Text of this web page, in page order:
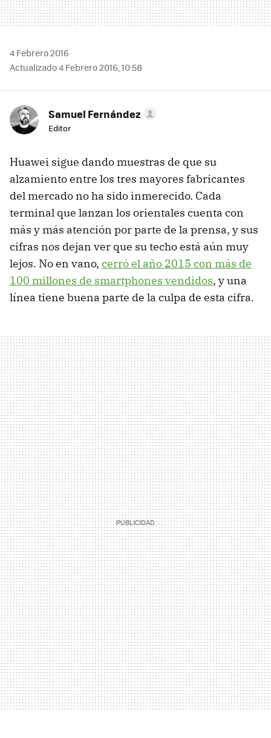
4 Febrero 2016
Actualizado 4 Febrero 2016, 10:58
Samuel Fernández
Editor
Huawei sigue dando muestras de que su
alzamiento entre los tres mayores fabricantes
del mercado no ha sido inmerecido. Cada
terminal que lanzan los orientales cuenta con
más y más atención por parte de la prensa, y sus
cifras nos dejan ver que su techo está aún muy
lejos. No en vano, cerró el año 2015 con más de
100 millones de smartphones vendidos, y una
línea tiene buena parte de la culpa de esta cifra.